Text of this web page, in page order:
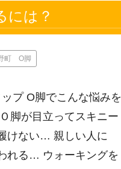
には？
町 O脚
プ O脚でこんな悩みを
脚が目立ってスキニー
けない… 親しい人に
れる… ウォーキングを